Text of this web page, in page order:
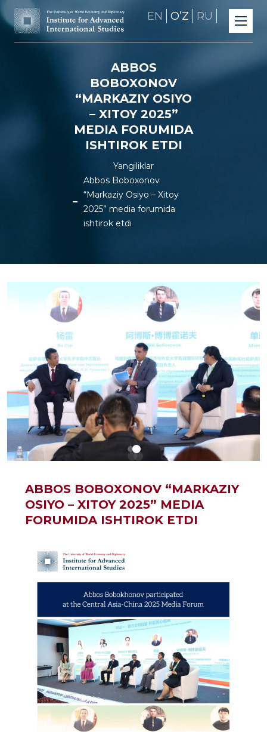
EN OʼZ RU
ABBOS
BOBOXONOV
“MARKAZIY OSIYO
– XITOY 2025”
MEDIA FORUMIDA
ISHTIROK ETDI
Yangiliklar
Abbos Boboxonov
“Markaziy Osiyo – Xitoy
2025” media forumida
ishtirok etdi
ABBOS BOBOXONOV “MARKAZIY
OSIYO – XITOY 2025” MEDIA
FORUMIDA ISHTIROK ETDI